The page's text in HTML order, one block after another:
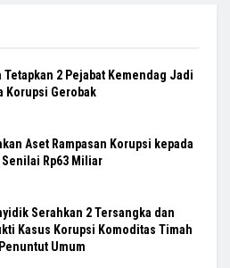
Tetapkan 2 Pejabat Kemendag Jadi
Korupsi Gerobak
Aset Rampasan Korupsi kepada
Rp63 Miliar
Serahkan 2 Tersangka dan
Kasus Korupsi Komoditas Timah
Umum